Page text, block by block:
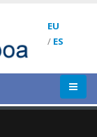
EU
/ ES